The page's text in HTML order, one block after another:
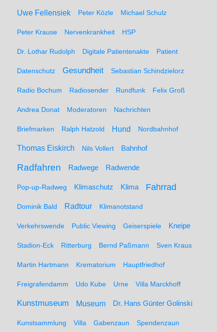
Uwe Fellensiek Peter Közle Michael Schulz
Peter Krause Nervenkrankheit HSP
Dr. Lothar Rudolph Digitale Patientenakte Patient
Datenschutz Gesundheit Sebastian Schindzielorz
Radio Bochum Radiosender Rundfunk Felix Groß
Andrea Donat Moderatoren Nachrichten
Briefmarken Ralph Hatzold Hund Nordbahnhof
Thomas Eiskirch Nils Vollert Bahnhof
Radfahren Radwege Radwende
Pop-up-Radweg Klimaschutz Klima Fahrrad
Dominik Bald Radtour Klimanotstand
Verkehrswende Public Viewing Geiserspiele Kneipe
Stadion-Eck Ritterburg Bernd Paßmann Sven Kraus
Martin Hartmann Krematorium Hauptfriedhof
Freigrafendamm Udo Kube Urne Villa Marckhoff
Kunstmuseum Museum Dr. Hans Günter Golinski
Kunstsammlung Villa Gabenzaun Spendenzaun